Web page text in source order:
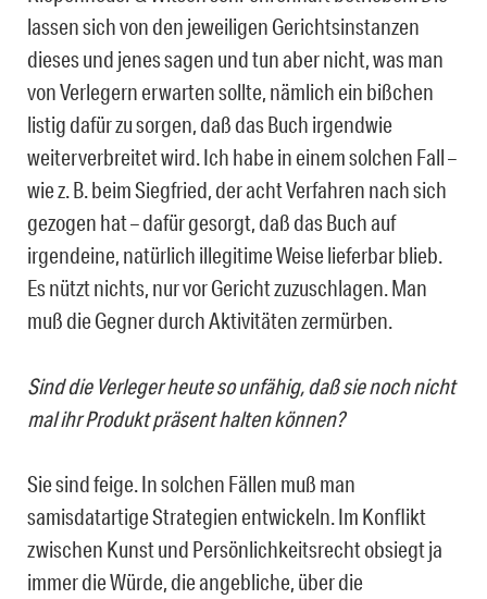
lassen sich von den jeweiligen Gerichtsinstanzen
dieses und jenes sagen und tun aber nicht, was man
von Verlegern erwarten sollte, nämlich ein bißchen
listig dafür zu sorgen, daß das Buch irgendwie
weiterverbreitet wird. Ich habe in einem solchen Fall –
wie z. B. beim Siegfried, der acht Verfahren nach sich
gezogen hat – dafür gesorgt, daß das Buch auf
irgendeine, natürlich illegitime Weise lieferbar blieb.
Es nützt nichts, nur vor Gericht zuzuschlagen. Man
muß die Gegner durch Aktivitäten zermürben.
Sind die Verleger heute so unfähig, daß sie noch nicht
mal ihr Produkt präsent halten können?
Sie sind feige. In solchen Fällen muß man
samisdatartige Strategien entwickeln. Im Konflikt
zwischen Kunst und Persönlichkeitsrecht obsiegt ja
immer die Würde, die angebliche, über die